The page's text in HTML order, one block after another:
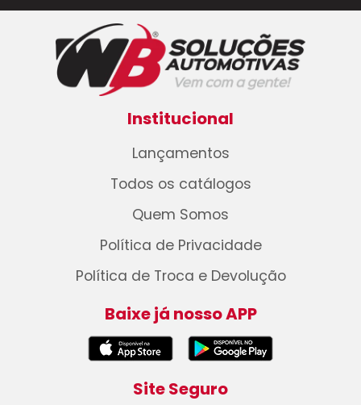
Institucional
Lançamentos
Todos os catálogos
Quem Somos
Política de Privacidade
Política de Troca e Devolução
Baixe já nosso APP
Site Seguro